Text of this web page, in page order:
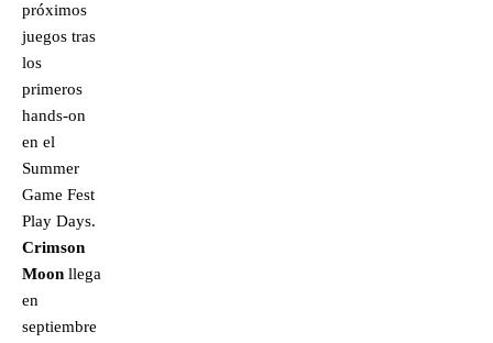
próximos
juegos tras
los
primeros
hands-on
en el
Summer
Game Fest
Play Days.
Crimson
Moon llega
en
septiembre